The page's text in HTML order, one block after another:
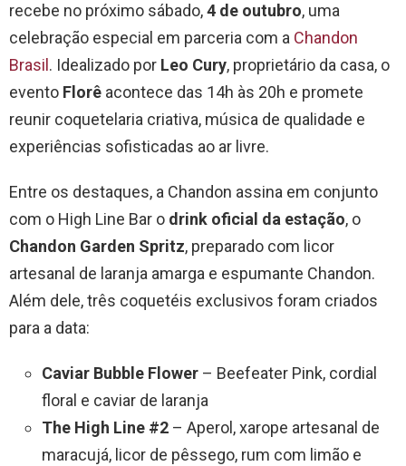
recebe no próximo sábado,4 de outubro, uma
celebração especial em parceria com a Chandon
Brasil . Idealizado por Leo Cury, proprietário da casa, o
evento Florê acontece das 14h às 20h e promete
reunir coquetelaria criativa, música de qualidade e
experiências sofisticadas ao ar livre.
Entre os destaques, a Chandon assina em conjunto
com o High Line Bar o drink oficial da estação, o
Chandon Garden Spritz, preparado com licor
artesanal de laranja amarga e espumante Chandon.
Além dele, três coquetéis exclusivos foram criados
para a data:
Caviar Bubble Flower – Beefeater Pink, cordial
floral e caviar de laranja
The High Line #2 – Aperol, xarope artesanal de
maracujá, licor de pêssego, rum com limão e